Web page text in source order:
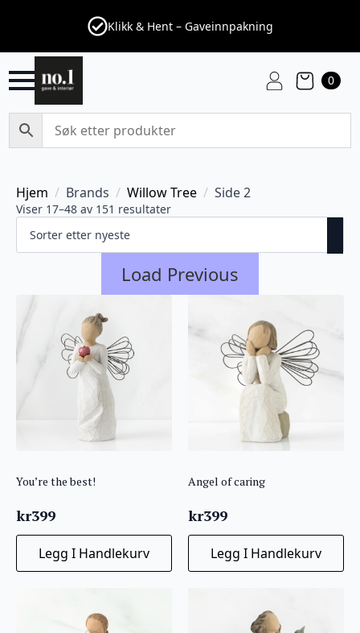
Klikk & Hent – Gaveinnpakning
0
Hjem Brands Willow Tree Side 2
Viser 17–48 av 151 resultater
Load Previous
You’re the best!
kr399
Legg I Handlekurv
Angel of caring
kr399
Legg I Handlekurv